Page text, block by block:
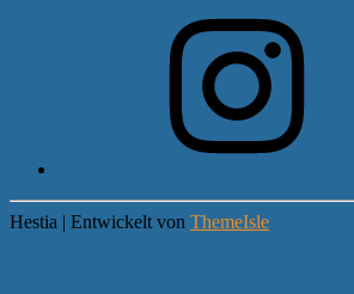
Hestia | Entwickelt von ThemeIsle